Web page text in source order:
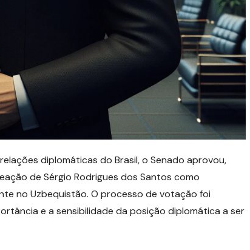
diplomáticas do Brasil, o Senado aprovou,
de Sérgio Rodrigues dos Santos como
no Uzbequistão. O processo de votação foi
e a sensibilidade da posição diplomática a ser